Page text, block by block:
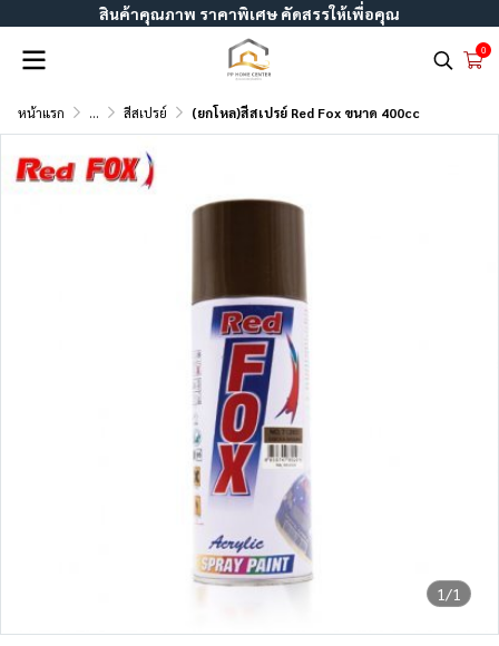
สินค้าคุณภาพ ราคาพิเศษ คัดสรรให้เพื่อคุณ
0
หน้าแรก ... สีสเปรย์ (ยกโหล)สีสเปรย์ Red Fox ขนาด 400cc
1/1